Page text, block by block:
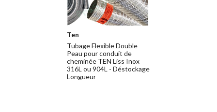
Ten
Tubage Flexible Double
Peau pour conduit de
cheminée TEN Liss Inox
316L ou 904L - Déstockage
Longueur